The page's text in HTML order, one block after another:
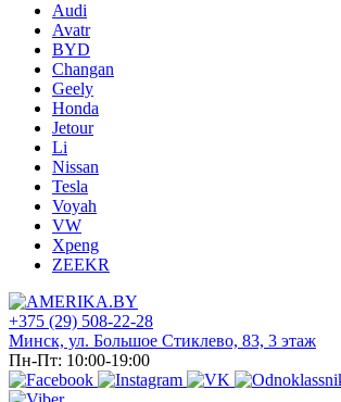
Audi
Avatr
BYD
Changan
Geely
Honda
Jetour
Li
Nissan
Tesla
Voyah
VW
Xpeng
ZEEKR
+375 (29) 508-22-28
Минск, ул. Большое Стиклево, 83, 3 этаж
Пн-Пт: 10:00-19:00